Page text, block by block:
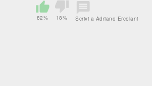
82% 18% Scrivi a Adriano Ercolani